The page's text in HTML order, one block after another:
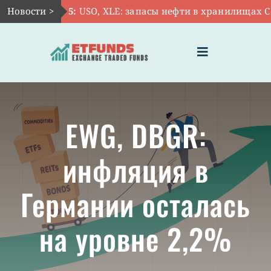
Skip
to
Новости >
Авг 5:USO, XLE: запасы нефти в хранилищах
Toggle
Navigation
ГЛАВНАЯ
ЧТО ТАКОЕ ETF
ИНВЕСТИЦИИ В ETF
ТЕМАТИЧЕСКИЕ ETF
АКТУАЛЬНЫЕ
EWG, DBGR:
инфляция в
Германии осталась
на уровне 2,2%